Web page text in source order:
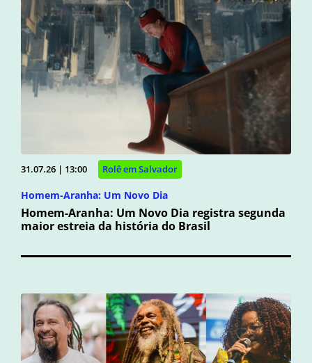
31.07.26 | 13:00 Rolê em Salvador
Homem-Aranha: Um Novo Dia
Homem-Aranha: Um Novo Dia registra segunda
maior estreia da história do Brasil